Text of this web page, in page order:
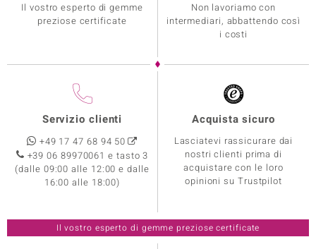
Il vostro esperto di gemme
preziose certificate
Non lavoriamo con
intermediari, abbattendo così
i costi
Servizio clienti
+49 17 47 68 94 50
+39 06 89970061 e tasto 3
(dalle 09:00 alle 12:00 e dalle
16:00 alle 18:00)
Acquista sicuro
Lasciatevi rassicurare dai
nostri clienti prima di
acquistare con le loro
opinioni su Trustpilot
Il vostro esperto di gemme preziose certificate